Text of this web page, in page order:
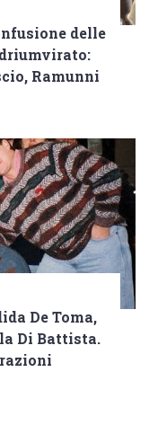
delle
Ramunni
De Toma,
Di Battista.